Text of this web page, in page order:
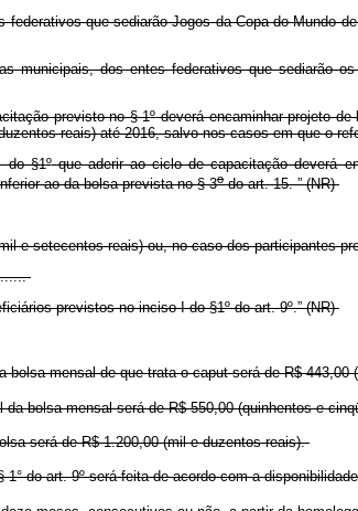
que sediarão Jogos da Copa do Mundo
municipais, dos entes federativos que sediarão
previsto no § 1ºdeverá encaminhar projeto de
reais) até 2016, salvo nos casos em que o
do §1ºque aderir ao ciclo de capacitação deverá
ao da bolsa prevista no § 3odo art. 15. ” (NR)
e setecentos reais) ou, no caso dos participantes
previstos no inciso I do §1ºdo art. 9º.” (NR)
bolsa mensal de que trata o caput será de R$
da bolsa mensal será de R$ 550,00 (quinhentos e
será de R$ 1.200,00 (mil e duzentos reais).
1° do art. 9ºserá feita de acordo com a